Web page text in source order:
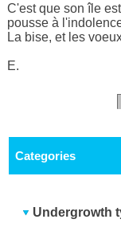
C'est que son île
pousse à
La bise, et les
E.
Categories
Undergrowth